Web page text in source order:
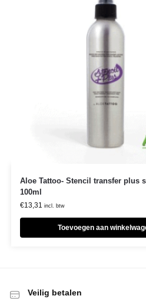
Aloe Tattoo- Stencil transfer plus
100ml
€13,31 incl. btw
Toevoegen aan
Veilig betalen